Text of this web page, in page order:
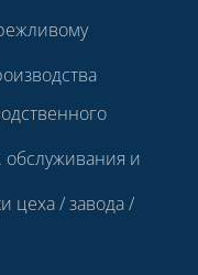
и
цеха / завода /